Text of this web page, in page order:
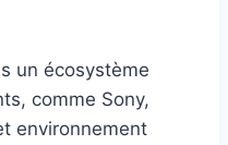
un écosystème
comme Sony,
environnement